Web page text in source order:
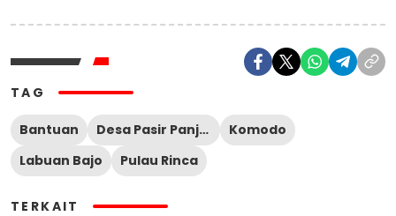
TAG
Bantuan Desa Pasir Panjang
Komodo
Labuan Bajo
Pulau Rinca
TERKAIT